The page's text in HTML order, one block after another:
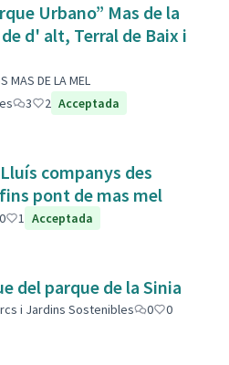
Urbano” Mas de la
d' alt, Terral de Baix i
MAS DE LA MEL
3 2 Acceptada
companys des
pont de mas mel
0 1 Acceptada
del parque de la Sinia
i Jardins Sostenibles 0
0